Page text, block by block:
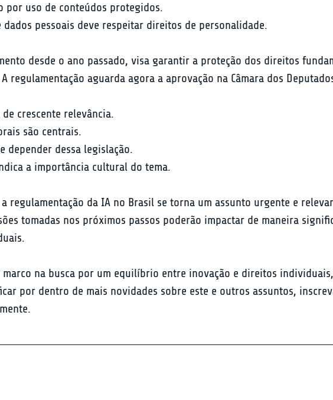
por uso de conteúdos protegidos.
dados pessoais deve respeitar direitos de personalidade.
desde o ano passado, visa garantir a proteção dos direitos
regulamentação aguarda agora a aprovação na Câmara dos
crescente relevância.
são centrais.
dessa legislação.
a importância cultural do tema.
a regulamentação da IA no Brasil se torna um assunto urgente e
tomadas nos próximos passos poderão impactar de maneira
marco na busca por um equilíbrio entre inovação e direitos
por dentro de mais novidades sobre este e outros assuntos,